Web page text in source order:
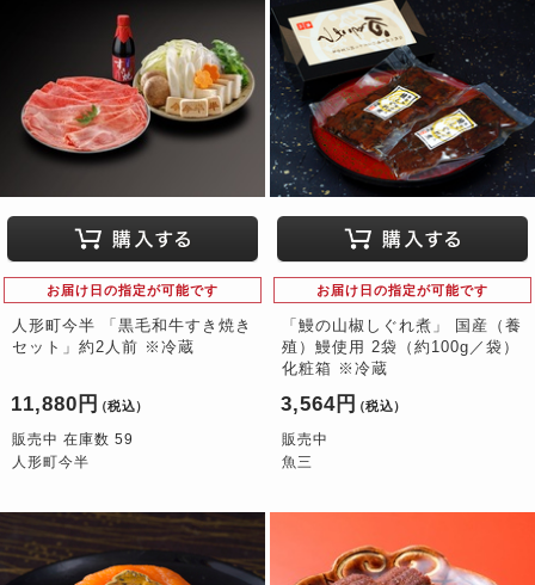
お届け日の指定が可能です
人形町今半 「黒毛和牛すき焼き
セット」約2人前 ※冷蔵
11,880円 （税込）
販売中 在庫数 59
人形町今半
お届け日の指定が可能です
「鰻の山椒しぐれ煮」 国産（養
殖）鰻使用 2袋（約100g／袋）
化粧箱 ※冷蔵
3,564円 （税込）
販売中
魚三